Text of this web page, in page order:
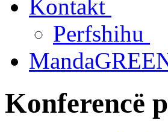
Kontakt
Perfshihu
Konferencë